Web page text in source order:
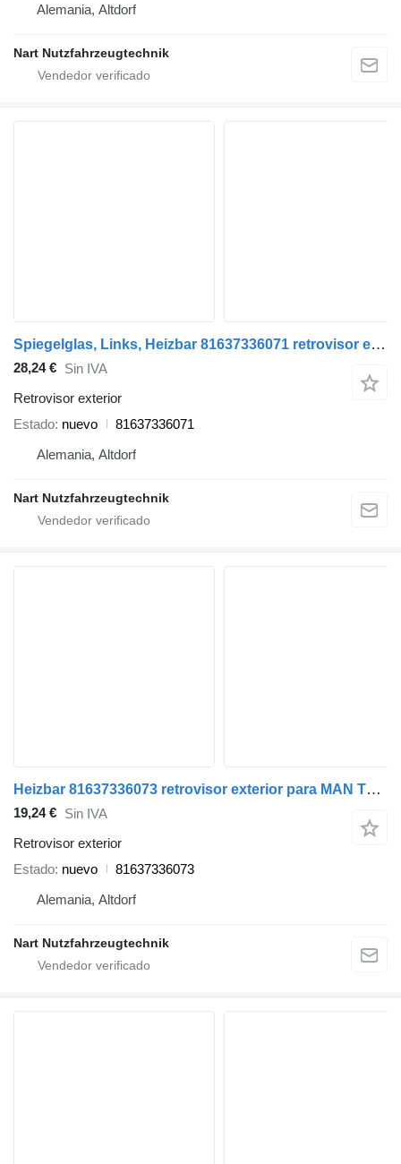
Alemania, Altdorf
Nart Nutzfahrzeugtechnik
Spiegelglas, Links, Heizbar 81637336071 retrovisor exterior para MAN TGX camión
28,24 € Sin IVA
Retrovisor exterior
Estado nuevo
81637336071
Alemania, Altdorf
Nart Nutzfahrzeugtechnik
Heizbar 81637336073 retrovisor exterior para MAN TGX TGS cabeza tractora
19,24 € Sin IVA
Retrovisor exterior
Estado nuevo
81637336073
Alemania, Altdorf
Nart Nutzfahrzeugtechnik